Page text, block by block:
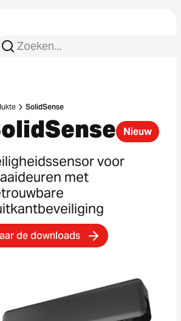
Zoeken:
Zoek op
SolidSense
Nieuw
voor
met
de downloads